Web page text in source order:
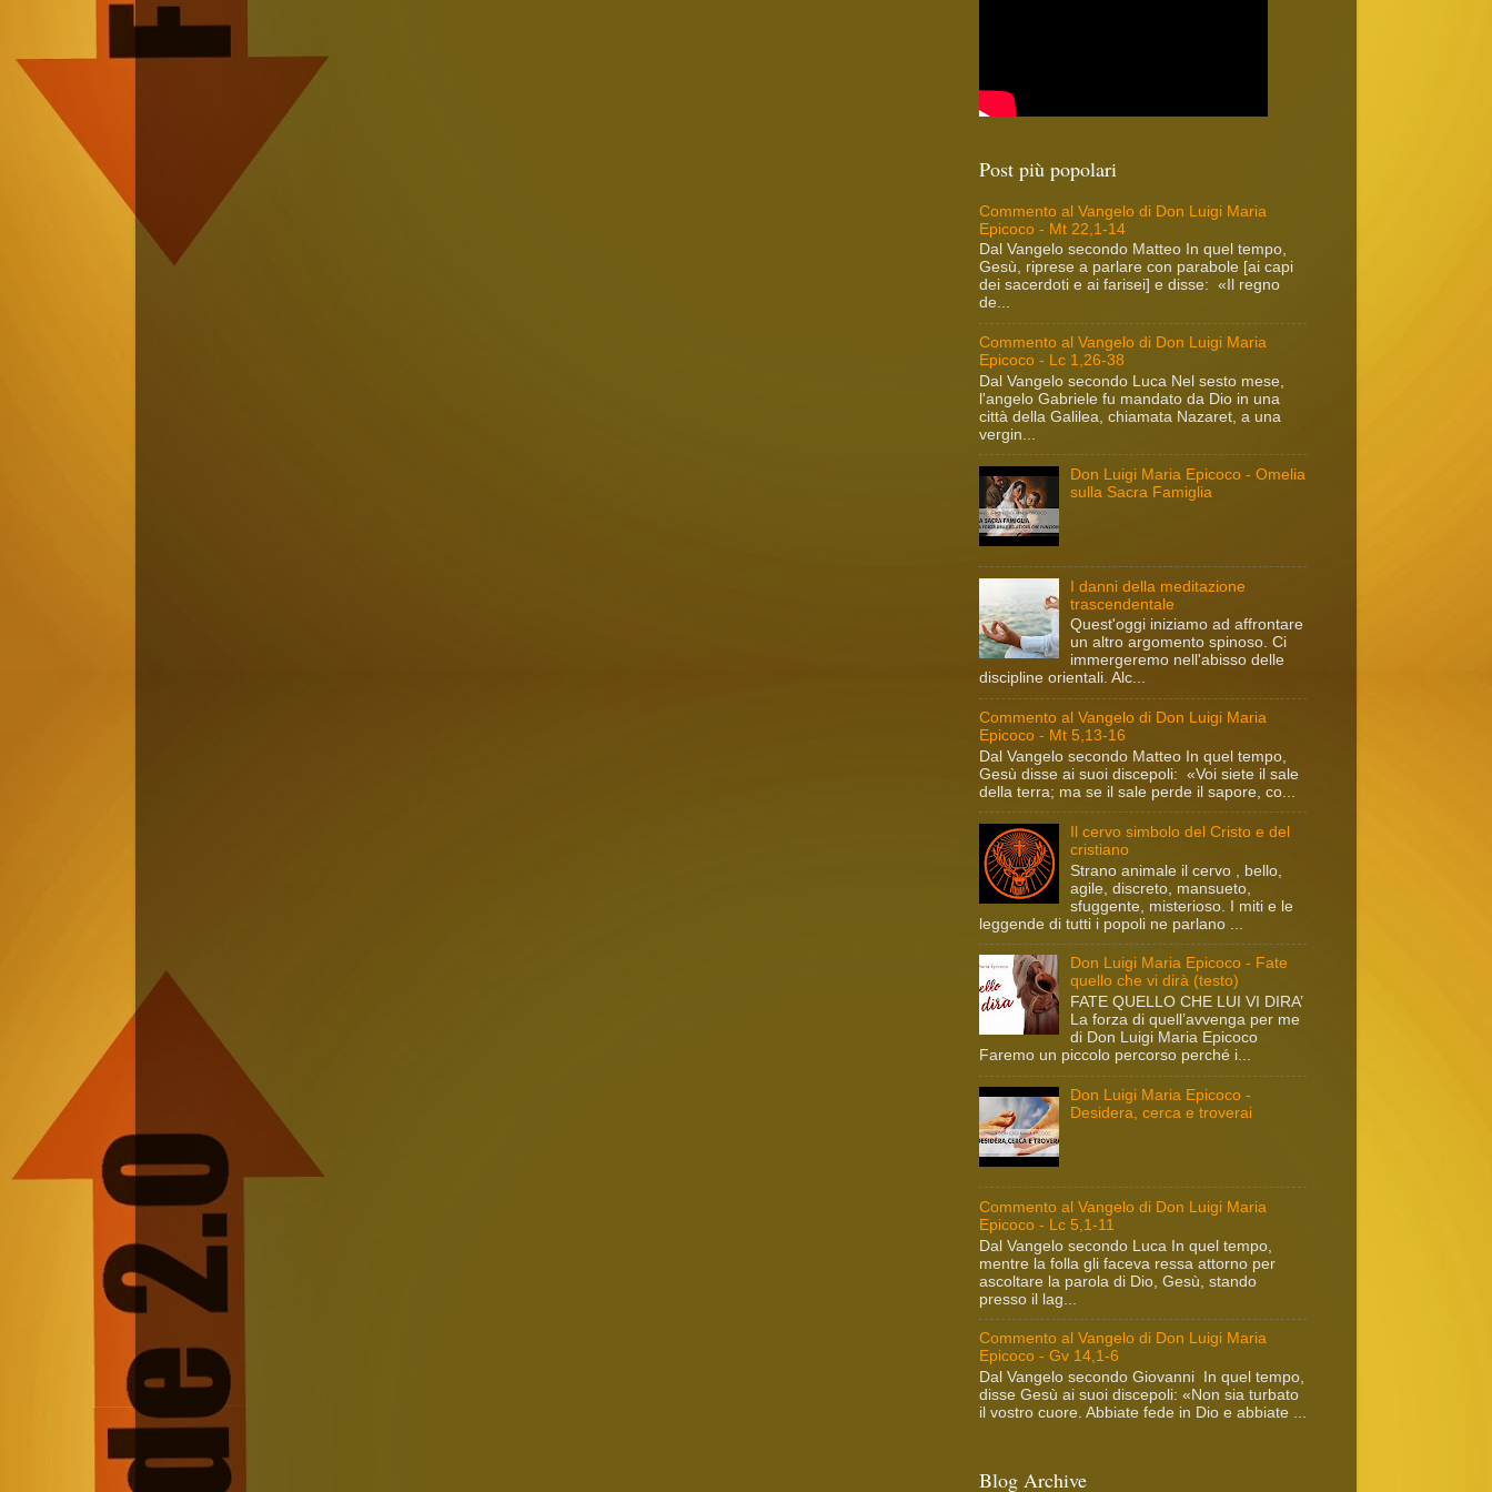
Post più popolari
Commento al Vangelo di Don Luigi Maria
Epicoco - Mt 22,1-14
Dal Vangelo secondo Matteo In quel tempo,
Gesù, riprese a parlare con parabole [ai capi
dei sacerdoti e ai farisei] e disse: «Il regno
de...
Commento al Vangelo di Don Luigi Maria
Epicoco - Lc 1,26-38
Dal Vangelo secondo Luca Nel sesto mese,
l'angelo Gabriele fu mandato da Dio in una
città della Galilea, chiamata Nazaret, a una
vergin...
Don Luigi Maria Epicoco - Omelia
sulla Sacra Famiglia
I danni della meditazione
trascendentale
Quest'oggi iniziamo ad affrontare
un altro argomento spinoso. Ci
immergeremo nell'abisso delle
discipline orientali. Alc...
Commento al Vangelo di Don Luigi Maria
Epicoco - Mt 5,13-16
Dal Vangelo secondo Matteo In quel tempo,
Gesù disse ai suoi discepoli: «Voi siete il sale
della terra; ma se il sale perde il sapore, co...
Il cervo simbolo del Cristo e del
cristiano
Strano animale il cervo , bello,
agile, discreto, mansueto,
sfuggente, misterioso. I miti e le
leggende di tutti i popoli ne parlano ...
Don Luigi Maria Epicoco - Fate
quello che vi dirà (testo)
FATE QUELLO CHE LUI VI DIRA’
La forza di quell’avvenga per me
di Don Luigi Maria Epicoco
Faremo un piccolo percorso perché i...
Don Luigi Maria Epicoco -
Desidera, cerca e troverai
Commento al Vangelo di Don Luigi Maria
Epicoco - Lc 5,1-11
Dal Vangelo secondo Luca In quel tempo,
mentre la folla gli faceva ressa attorno per
ascoltare la parola di Dio, Gesù, stando
presso il lag...
Commento al Vangelo di Don Luigi Maria
Epicoco - Gv 14,1-6
Dal Vangelo secondo Giovanni In quel tempo,
disse Gesù ai suoi discepoli: «Non sia turbato
il vostro cuore. Abbiate fede in Dio e abbiate ...
Blog Archive